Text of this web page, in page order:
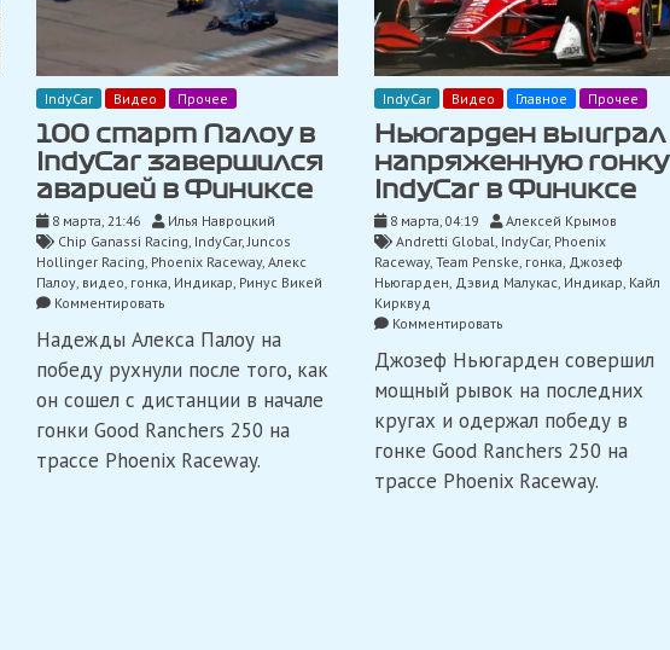
IndyCar Видео Прочее
100 старт Палоу в
IndyCar завершился
аварией в Финиксе
8 марта, 21:46
Илья Навроцкий
Chip Ganassi Racing, IndyCar,Juncos
Hollinger Racing, Phoenix Raceway, Алекс
Палоу, видео, гонка, Индикар, Ринус Викей
Комментироватьon
старт
Палоу
IndyCar
завершился
в
Надежды Алекса Палоу на
победу рухнули после того, как
он сошел с дистанции в начале
гонки Good Ranchers 250 на
трассе Phoenix Raceway.
IndyCar Видео Главное Прочее
Ньюгарден выиграл
напряженную гонку
IndyCar в Финиксе
8 марта, 04:19
Алексей Крымов
Andretti Global, IndyCar, Phoenix
Raceway, Team Penske, гонка, Джозеф
Ньюгарден, Дэвид Малукас, Индикар, Кайл
Кирквуд
Комментироватьon
выиграл
напряженную
IndyCar
в
Джозеф Ньюгарден совершил
мощный рывок на последних
кругах и одержал победу в
гонке Good Ranchers 250 на
трассе Phoenix Raceway.